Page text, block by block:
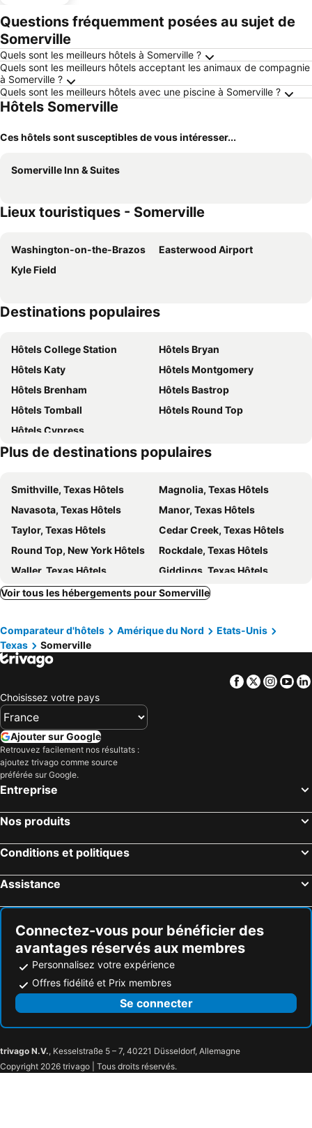
Questions fréquemment posées au sujet de
Somerville
Quels sont les meilleurs hôtels à Somerville ?
Quels sont les meilleurs hôtels acceptant les animaux de compagnie
à Somerville ?
Quels sont les meilleurs hôtels avec une piscine à Somerville ?
Hôtels Somerville
Ces hôtels sont susceptibles de vous intéresser...
Somerville Inn & Suites
Lieux touristiques - Somerville
Washington-on-the-Brazos
Easterwood Airport
Kyle Field
Destinations populaires
Hôtels College Station
Hôtels Bryan
Hôtels Katy
Hôtels Montgomery
Hôtels Brenham
Hôtels Bastrop
Hôtels Tomball
Hôtels Round Top
Hôtels Cypress
Plus de destinations populaires
Smithville, Texas Hôtels
Magnolia, Texas Hôtels
Navasota, Texas Hôtels
Manor, Texas Hôtels
Taylor, Texas Hôtels
Cedar Creek, Texas Hôtels
Round Top, New York Hôtels
Rockdale, Texas Hôtels
Waller, Texas Hôtels
Giddings, Texas Hôtels
Franklin, Texas Hôtels
Ledbetter, Texas Hôtels
Fayetteville, Texas Hôtels
Caldwell, Texas Hôtels
Columbus, Texas Hôtels
Elgin, Texas Hôtels
Hempstead, Texas Hôtels
Abilene, Texas Hôtels
San Angelo, Texas Hôtels
Coleman, Texas Hôtels
Early, Texas Hôtels
Ballinger, Texas Hôtels
Panama City Beach, Floride Hôtels
Gulf Shores, Alabama Hôtels
New York, New York Hôtels
Honolulu, Hawaii Hôtels
Voir tous les hébergements pour Somerville
Comparateur d'hôtels Amérique du Nord
Etats-Unis
Texas
Somerville
Facebook
Twitter
Choisissez votre pays
Ajouter sur Google
Retrouvez facilement nos résultats :
ajoutez trivago comme source
préférée sur Google.
Entreprise
Nos produits
Conditions et politiques
Assistance
Connectez-vous pour bénéficier des
avantages réservés aux membres
Personnalisez votre expérience
Offres fidélité et Prix membres
Se connecter
trivago N.V., Kesselstraße 5 – 7, 40221 Düsseldorf, Allemagne
Copyright 2026 trivago | Tous droits réservés.